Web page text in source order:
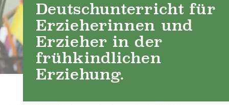
Deutschunterricht für
Erzieherinnen und
Erzieher in der
frühkindlichen
Erziehung.